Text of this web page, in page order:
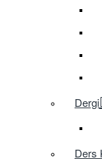
Dergi
Ders